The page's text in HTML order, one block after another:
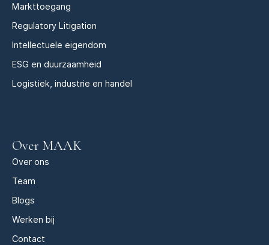
Markttoegang
Regulatory Litigation
Intellectuele eigendom
ESG en duurzaamheid
Logistiek, industrie en handel
Over MAAK
Over ons
Team
Blogs
Werken bij
Contact